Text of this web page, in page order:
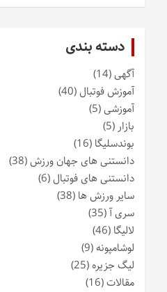
دسته بندی
آگهی(14)
آموزش فوتبال(40)
آموزشی(5)
بازار (5)
بوندسلیگا (16)
دانستنی های جهان ورزش(38)
دانستنی های فوتبال(6)
سایر ورزش ها (38)
سری آ(35)
لالیگا (46)
لوشامپونه(9)
لیگ جزیره(25)
مقالات(16)